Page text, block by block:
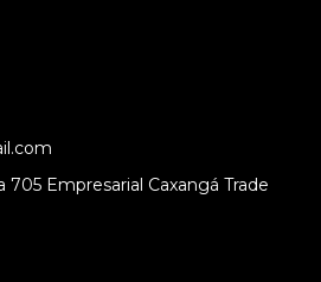
705 Empresarial Caxangá Trade